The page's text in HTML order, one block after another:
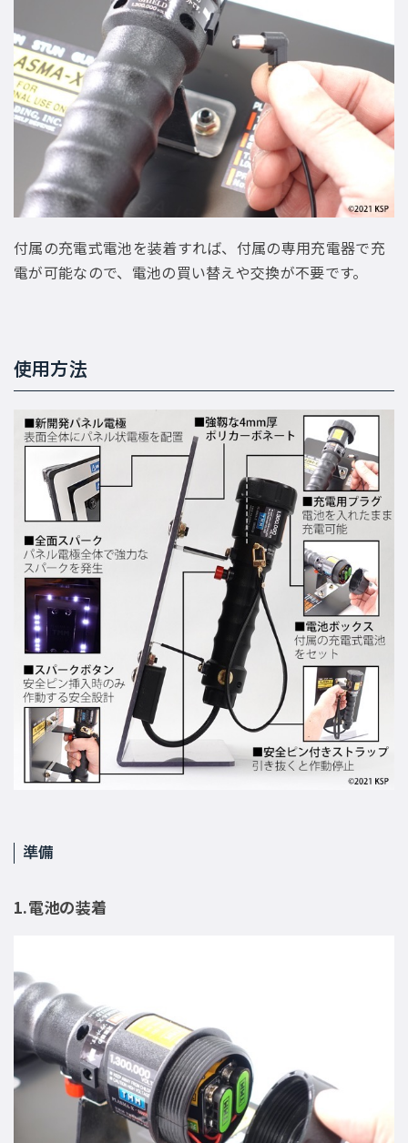
付属の充電式電池を装着すれば、付属の専用充電器で充
電が可能なので、電池の買い替えや交換が不要です。
使用方法
準備
1.電池の装着